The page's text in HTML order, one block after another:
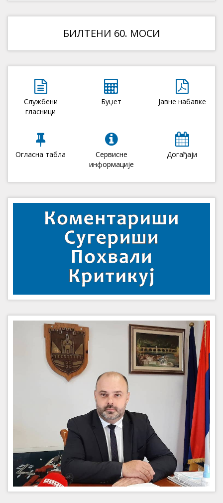
БИЛТЕНИ 60. МОСИ
Службени
гласници
Буџет Јавне набавке
Огласна табла
Сервисне
информације
Догађаји